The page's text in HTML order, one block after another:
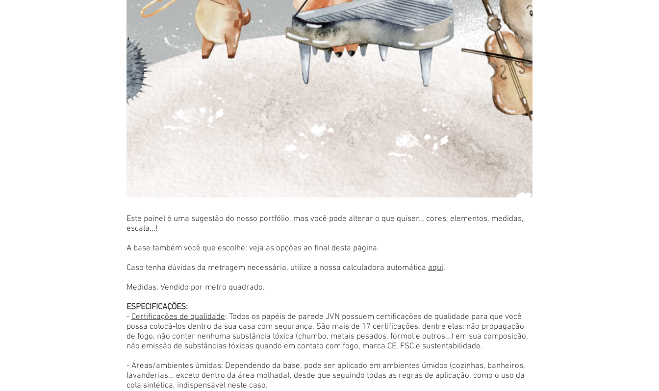
Este painel é uma sugestão do nosso portfólio, mas você pode alterar o que quiser... cores, elementos, medidas,
escala...!
A base também você que escolhe: veja as opções ao final desta página.
Caso tenha dúvidas da metragem necessária, utilize a nossa calculadora automática aqui.
Medidas: Vendido por metro quadrado.
ESPECIFICAÇÕES:
- Certificações de qualidade: Todos os papéis de parede JVN possuem certificações de qualidade para que você
possa colocá-los dentro da sua casa com segurança. São mais de 17 certificações, dentre elas: não propagação
de fogo, não conter nenhuma substância tóxica (chumbo, metais pesados, formol e outros...) em sua composição,
não emissão de substâncias tóxicas quando em contato com fogo, marca CE, FSC e sustentabilidade.
- Áreas/ambientes úmidas: Dependendo da base, pode ser aplicado em ambientes úmidos (cozinhas, banheiros,
lavanderias... exceto dentro da área molhada), desde que seguindo todas as regras de aplicação, como o uso da
cola sintética, indispensável neste caso.